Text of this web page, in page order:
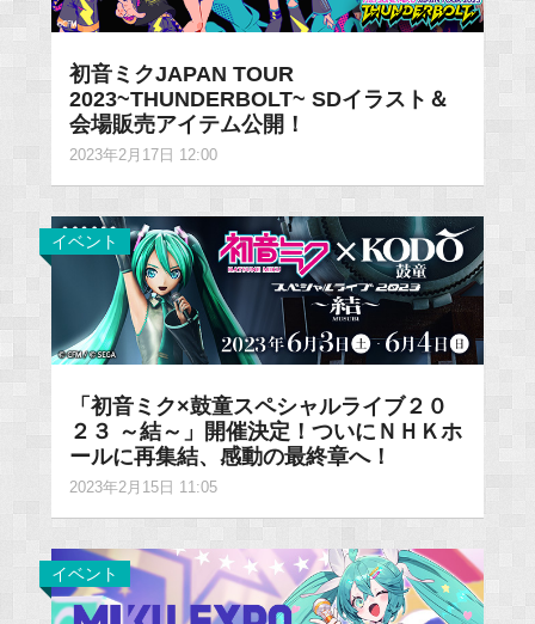
初音ミクJAPAN TOUR
2023~THUNDERBOLT~ SDイラスト＆
会場販売アイテム公開！
2023年2月17日 12:00
イベント
「初音ミク×鼓童スペシャルライブ２０
２３ ～結～」開催決定！ついにＮＨＫホ
ールに再集結、感動の最終章へ！
2023年2月15日 11:05
イベント